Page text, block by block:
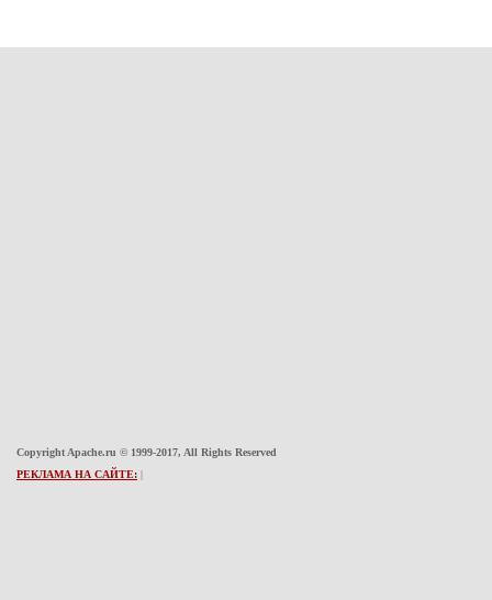
Copyright Apache.ru © 1999-2017, All Rights Reserved
РЕКЛАМА НА САЙТЕ: |